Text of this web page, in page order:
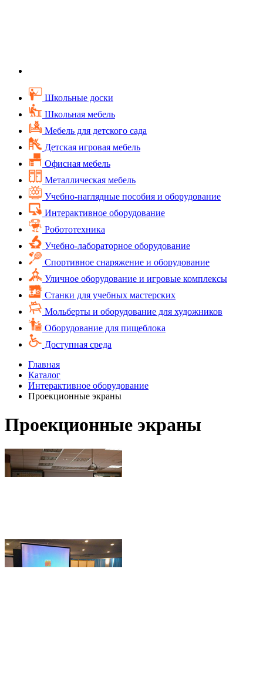
Школьные доски
Школьная мебель
Мебель для детского сада
Детская игровая мебель
Офисная мебель
Металлическая мебель
Учебно-наглядные пособия и оборудование
Интерактивное оборудование
Робототехника
Учебно-лабораторное оборудование
Спортивное снаряжение и оборудование
Уличное оборудование и игровые комплексы
Cтанки для учебных мастерских
Мольберты и оборудование для художников
Оборудование для пищеблока
Доступная среда
Главная
Каталог
Интерактивное оборудование
Проекционные экраны
Проекционные экраны